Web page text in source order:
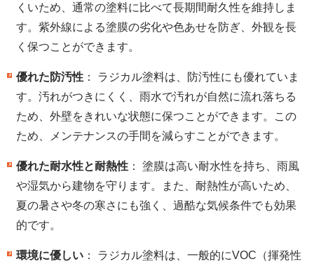
くいため、通常の塗料に比べて長期間耐久性を維持しま
す。紫外線による塗膜の劣化や色あせを防ぎ、外観を長
く保つことができます。
優れた防汚性 ： ラジカル塗料は、防汚性にも優れていま
す。汚れがつきにくく、雨水で汚れが自然に流れ落ちる
ため、外壁をきれいな状態に保つことができます。この
ため、メンテナンスの手間を減らすことができます。
優れた耐水性と耐熱性 ： 塗膜は高い耐水性を持ち、雨風
や湿気から建物を守ります。また、耐熱性が高いため、
夏の暑さや冬の寒さにも強く、過酷な気候条件でも効果
的です。
環境に優しい ： ラジカル塗料は、一般的にVOC（揮発性